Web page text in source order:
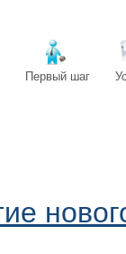
Первый шаг